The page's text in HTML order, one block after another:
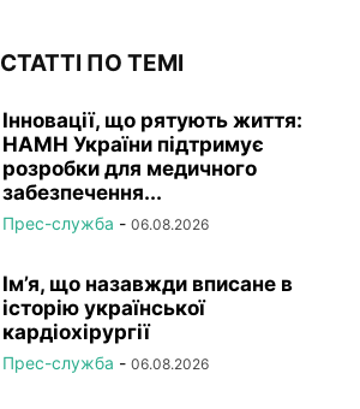
СТАТТІ ПО ТЕМІ
Інновації, що рятують життя:
НАМН України підтримує
розробки для медичного
забезпечення...
Прес-служба - 06.08.2026
Ім’я, що назавжди вписане в
історію української
кардіохірургії
Прес-служба - 06.08.2026